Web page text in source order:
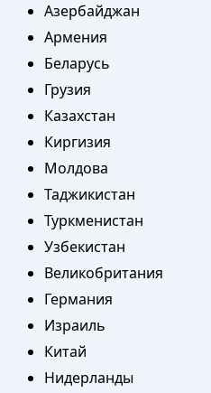
Азербайджан
Армения
Беларусь
Грузия
Казахстан
Киргизия
Молдова
Таджикистан
Туркменистан
Узбекистан
Великобритания
Германия
Израиль
Китай
Нидерланды